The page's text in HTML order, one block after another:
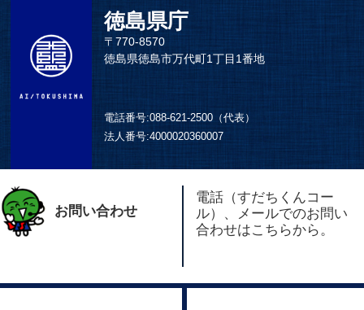
徳島県庁
〒770-8570
徳島県徳島市万代町1丁目1番地
電話番号:088-621-2500（代表）
法人番号:4000020360007
お問い合わせ
電話（すだちくんコー
ル）、メールでのお問い
合わせはこちらから。